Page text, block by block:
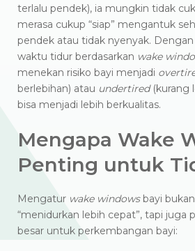
terlalu pendek), ia mungkin tidak
merasa cukup “siap” mengantuk
pendek atau tidak nyenyak.
waktu tidur berdasarkan wake
menekan risiko bayi menjadi
berlebihan) atau undertired(kurang
bisa menjadi lebih berkualitas.
Mengapa Wake
Penting untuk
Mengatur wake windowsbayi
“menidurkan lebih cepat”, tapi juga
besar untuk perkembangan bayi: